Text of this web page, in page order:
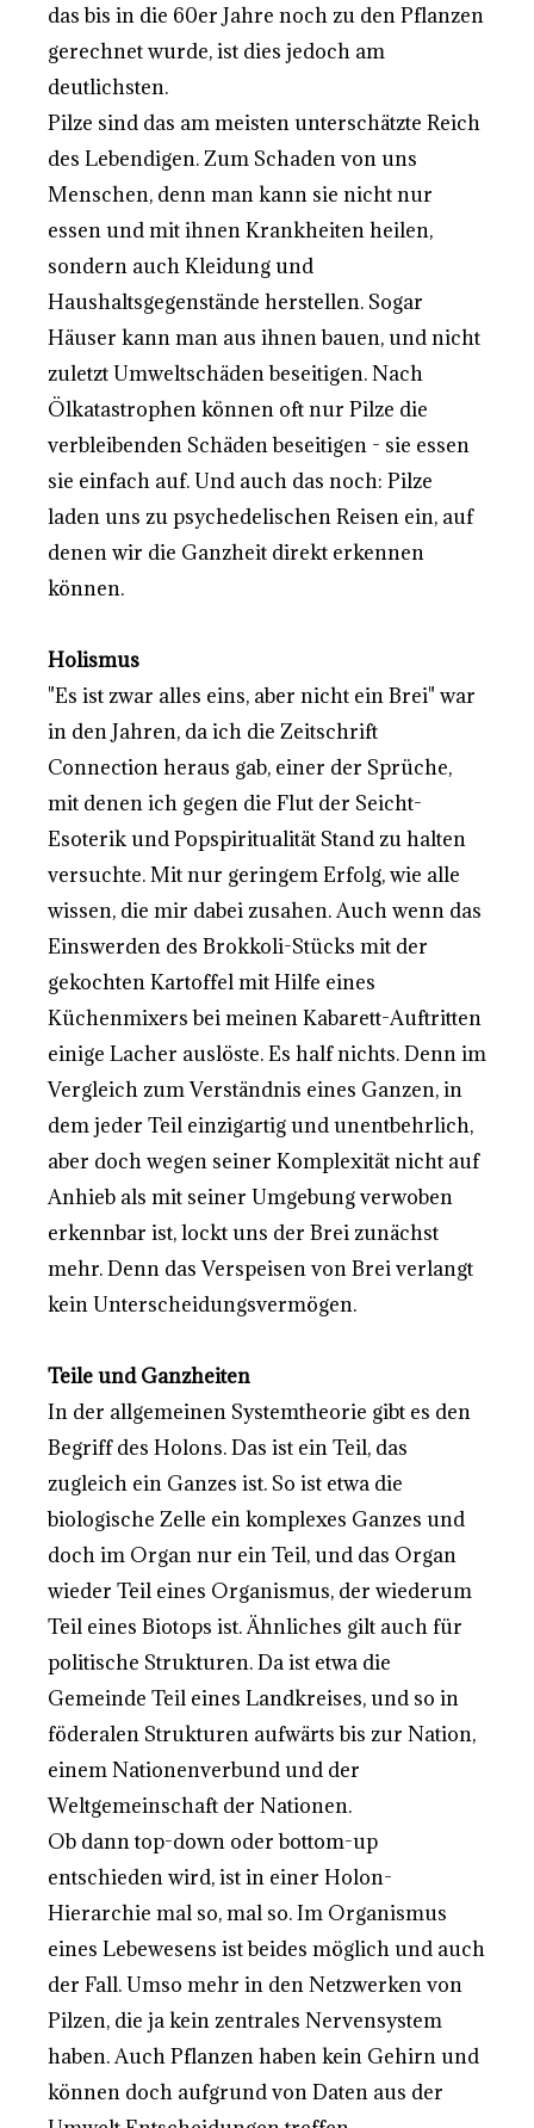
das bis in die 60er Jahre noch zu den Pflanzen
gerechnet wurde, ist dies jedoch am
deutlichsten.
Pilze sind das am meisten unterschätzte Reich
des Lebendigen. Zum Schaden von uns
Menschen, denn man kann sie nicht nur
essen und mit ihnen Krankheiten heilen,
sondern auch Kleidung und
Haushaltsgegenstände herstellen. Sogar
Häuser kann man aus ihnen bauen, und nicht
zuletzt Umweltschäden beseitigen. Nach
Ölkatastrophen können oft nur Pilze die
verbleibenden Schäden beseitigen - sie essen
sie einfach auf. Und auch das noch: Pilze
laden uns zu psychedelischen Reisen ein, auf
denen wir die Ganzheit direkt erkennen
können.
Holismus
"Es ist zwar alles eins, aber nicht ein Brei" war
in den Jahren, da ich die Zeitschrift
Connection heraus gab, einer der Sprüche,
mit denen ich gegen die Flut der Seicht-
Esoterik und Popspiritualität Stand zu halten
versuchte. Mit nur geringem Erfolg, wie alle
wissen, die mir dabei zusahen. Auch wenn das
Einswerden des Brokkoli-Stücks mit der
gekochten Kartoffel mit Hilfe eines
Küchenmixers bei meinen Kabarett-Auftritten
einige Lacher auslöste. Es half nichts. Denn im
Vergleich zum Verständnis eines Ganzen, in
dem jeder Teil einzigartig und unentbehrlich,
aber doch wegen seiner Komplexität nicht auf
Anhieb als mit seiner Umgebung verwoben
erkennbar ist, lockt uns der Brei zunächst
mehr. Denn das Verspeisen von Brei verlangt
kein Unterscheidungsvermögen.
Teile und Ganzheiten
In der allgemeinen Systemtheorie gibt es den
Begriff des Holons. Das ist ein Teil, das
zugleich ein Ganzes ist. So ist etwa die
biologische Zelle ein komplexes Ganzes und
doch im Organ nur ein Teil, und das Organ
wieder Teil eines Organismus, der wiederum
Teil eines Biotops ist. Ähnliches gilt auch für
politische Strukturen. Da ist etwa die
Gemeinde Teil eines Landkreises, und so in
föderalen Strukturen aufwärts bis zur Nation,
einem Nationenverbund und der
Weltgemeinschaft der Nationen.
Ob dann top-down oder bottom-up
entschieden wird, ist in einer Holon-
Hierarchie mal so, mal so. Im Organismus
eines Lebewesens ist beides möglich und auch
der Fall. Umso mehr in den Netzwerken von
Pilzen, die ja kein zentrales Nervensystem
haben. Auch Pflanzen haben kein Gehirn und
können doch aufgrund von Daten aus der